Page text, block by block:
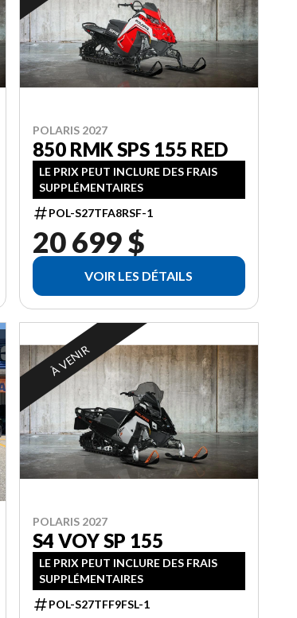
POLARIS 2027
850 RMK SPS 155 RED
LE PRIX PEUT INCLURE DES FRAIS
SUPPLÉMENTAIRES
POL-S27TFA8RSF-1
20 699 $
VOIR LES DÉTAILS
À VENIR
POLARIS 2027
S4 VOY SP 155
LE PRIX PEUT INCLURE DES FRAIS
SUPPLÉMENTAIRES
POL-S27TFF9FSL-1